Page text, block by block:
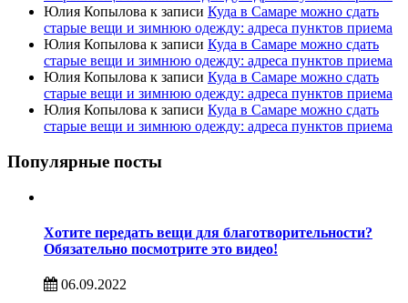
Юлия Копылова к записи Куда в Самаре можно сдать
старые вещи и зимнюю одежду: адреса пунктов приема
Юлия Копылова к записи Куда в Самаре можно сдать
старые вещи и зимнюю одежду: адреса пунктов приема
Юлия Копылова к записи Куда в Самаре можно сдать
старые вещи и зимнюю одежду: адреса пунктов приема
Юлия Копылова к записи Куда в Самаре можно сдать
старые вещи и зимнюю одежду: адреса пунктов приема
Популярные посты
Хотите передать вещи для благотворительности?
Обязательно посмотрите это видео!
06.09.2022